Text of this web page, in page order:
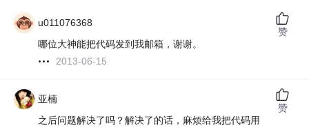
u011076368
哪位大神能把代码发到我邮箱，谢谢。
2013-06-15
赞
亚楠
之后问题解决了吗？解决了的话，麻烦给我把代码用
赞